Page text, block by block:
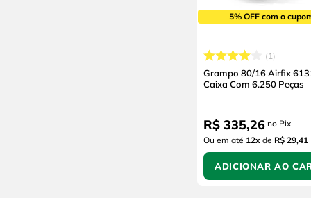
5% OFF com o
1
Grampo 80/16 Airfix
Caixa Com 6.250 Peças
R$ 335,26 no Pix
Ou em até 12x de R$ 29,41
ADICIONAR AO